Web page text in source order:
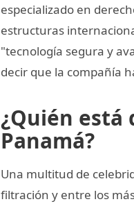
especializado en
estructuras
"tecnología segura y
decir que la compañía
¿Quién está
Panamá?
Una multitud de
filtración y entre los